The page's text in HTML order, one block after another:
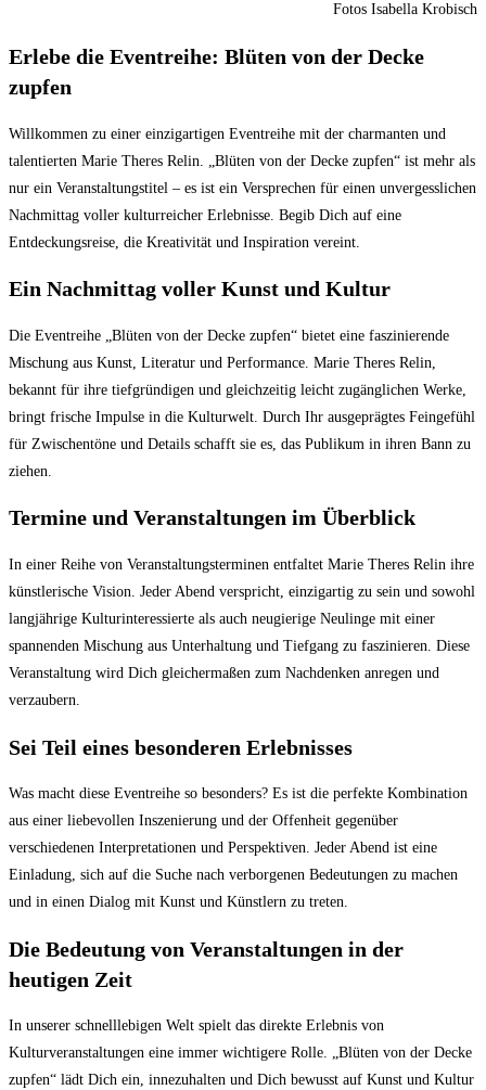
Fotos Isabella Krobisch
Erlebe die Eventreihe: Blüten von der Decke
zupfen
Willkommen zu einer einzigartigen Eventreihe mit der charmanten und
talentierten Marie Theres Relin. „Blüten von der Decke zupfen“ ist mehr als
nur ein Veranstaltungstitel – es ist ein Versprechen für einen unvergesslichen
Nachmittag voller kulturreicher Erlebnisse. Begib Dich auf eine
Entdeckungsreise, die Kreativität und Inspiration vereint.
Ein Nachmittag voller Kunst und Kultur
Die Eventreihe „Blüten von der Decke zupfen“ bietet eine faszinierende
Mischung aus Kunst, Literatur und Performance. Marie Theres Relin,
bekannt für ihre tiefgründigen und gleichzeitig leicht zugänglichen Werke,
bringt frische Impulse in die Kulturwelt. Durch Ihr ausgeprägtes Feingefühl
für Zwischentöne und Details schafft sie es, das Publikum in ihren Bann zu
ziehen.
Termine und Veranstaltungen im Überblick
In einer Reihe von Veranstaltungsterminen entfaltet Marie Theres Relin ihre
künstlerische Vision. Jeder Abend verspricht, einzigartig zu sein und sowohl
langjährige Kulturinteressierte als auch neugierige Neulinge mit einer
spannenden Mischung aus Unterhaltung und Tiefgang zu faszinieren. Diese
Veranstaltung wird Dich gleichermaßen zum Nachdenken anregen und
verzaubern.
Sei Teil eines besonderen Erlebnisses
Was macht diese Eventreihe so besonders? Es ist die perfekte Kombination
aus einer liebevollen Inszenierung und der Offenheit gegenüber
verschiedenen Interpretationen und Perspektiven. Jeder Abend ist eine
Einladung, sich auf die Suche nach verborgenen Bedeutungen zu machen
und in einen Dialog mit Kunst und Künstlern zu treten.
Die Bedeutung von Veranstaltungen in der
heutigen Zeit
In unserer schnelllebigen Welt spielt das direkte Erlebnis von
Kulturveranstaltungen eine immer wichtigere Rolle. „Blüten von der Decke
zupfen“ lädt Dich ein, innezuhalten und Dich bewusst auf Kunst und Kultur